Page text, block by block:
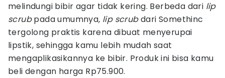
melindungi bibir agar tidak kering. Berbeda dari lip
scrubpada umumnya, lip scrubdari Somethinc
tergolong praktis karena dibuat menyerupai
lipstik, sehingga kamu lebih mudah saat
mengaplikasikannya ke bibir. Produk ini bisa kamu
beli dengan harga Rp75.900.